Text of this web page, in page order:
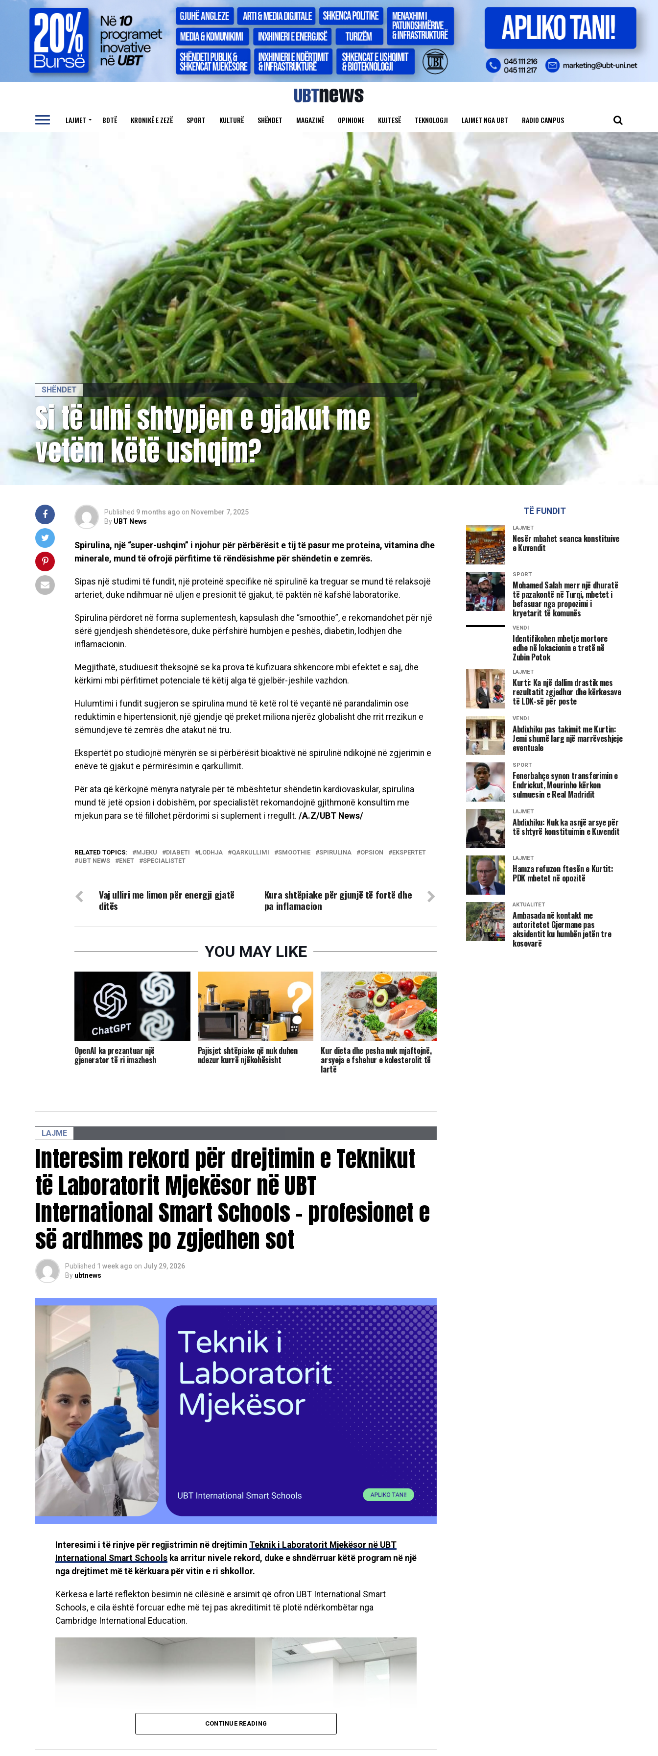
LAJMET BOTË KRONIKË E ZEZË SPORT KULTURË SHËNDET MAGAZINË OPINIONE KUJTESË TEKNOLOGJI LAJMET NGA UBT RADIO CAMPUS
SHËNDET
Si të ulni shtypjen e gjakut me
vetëm këtë ushqim?
Published 9 months ago on November 7, 2025
By UBT News
Spirulina, një “super-ushqim” i njohur për përbërësit e tij të pasur me proteina, vitamina dhe
minerale, mund të ofrojë përfitime të rëndësishme për shëndetin e zemrës.
Sipas një studimi të fundit, një proteinë specifike në spirulinë ka treguar se mund të relaksojë
arteriet, duke ndihmuar në uljen e presionit të gjakut, të paktën në kafshë laboratorike.
Spirulina përdoret në forma suplementesh, kapsulash dhe “smoothie”, e rekomandohet për një
sërë gjendjesh shëndetësore, duke përfshirë humbjen e peshës, diabetin, lodhjen dhe
inflamacionin.
Megjithatë, studiuesit theksojnë se ka prova të kufizuara shkencore mbi efektet e saj, dhe
kërkimi mbi përfitimet potenciale të këtij alga të gjelbër-jeshile vazhdon.
Hulumtimi i fundit sugjeron se spirulina mund të ketë rol të veçantë në parandalimin ose
reduktimin e hipertensionit, një gjendje që preket miliona njerëz globalisht dhe rrit rrezikun e
sëmundjeve të zemrës dhe atakut në tru.
Ekspertët po studiojnë mënyrën se si përbërësit bioaktivë në spirulinë ndikojnë në zgjerimin e
enëve të gjakut e përmirësimin e qarkullimit.
Për ata që kërkojnë mënyra natyrale për të mbështetur shëndetin kardiovaskular, spirulina
mund të jetë opsion i dobishëm, por specialistët rekomandojnë gjithmonë konsultim me
mjekun para se të fillohet përdorimi si suplement i rregullt. /A.Z/UBT News/
RELATED TOPICS: MJEKU DIABETI LODHJA QARKULLIMI SMOOTHIE SPIRULINA OPSION
EKSPERTET
UBT NEWS
ENET SPECIALISTET
Kura shtëpiake për gjunjë të fortë dhe
pa inflamacion
Vaj ulliri me limon për energji gjatë
ditës
YOU MAY LIKE
OpenAI ka prezantuar një
gjenerator të ri imazhesh
Pajisjet shtëpiake që nuk duhen
ndezur kurrë njëkohësisht
Kur dieta dhe pesha nuk mjaftojnë,
arsyeja e fshehur e kolesterolit të
lartë
LAJME
Interesim rekord për drejtimin e Teknikut
të Laboratorit Mjekësor në UBT
International Smart Schools – profesionet e
së ardhmes po zgjedhen sot
Published 1 week ago on July 29, 2026
By ubtnews
Interesimi i të rinjve për regjistrimin në drejtimin Teknik i Laboratorit Mjekësor në UBT
International Smart Schools ka arritur nivele rekord, duke e shndërruar këtë program në një
nga drejtimet më të kërkuara për vitin e ri shkollor.
Kërkesa e lartë reflekton besimin në cilësinë e arsimit që ofron UBT International Smart
Schools, e cila është forcuar edhe më tej pas akreditimit të plotë ndërkombëtar nga
Cambridge International Education.
CONTINUE READING
TË FUNDIT
LAJMET
Nesër mbahet seanca konstituive
e Kuvendit
SPORT
Mohamed Salah merr një dhuratë
të pazakontë në Turqi, mbetet i
befasuar nga propozimi i
kryetarit të komunës
VENDI
Identifikohen mbetje mortore
edhe në lokacionin e tretë në
Zubin Potok
LAJMET
Kurti: Ka një dallim drastik mes
rezultatit zgjedhor dhe kërkesave
të LDK-së për poste
VENDI
Abdixhiku pas takimit me Kurtin:
Jemi shumë larg një marrëveshjeje
eventuale
SPORT
Fenerbahçe synon transferimin e
Endrickut, Mourinho kërkon
sulmuesin e Real Madridit
LAJMET
Abdixhiku: Nuk ka asnjë arsye për
të shtyrë konstituimin e Kuvendit
LAJMET
Hamza refuzon ftesën e Kurtit:
PDK mbetet në opozitë
AKTUALITET
Ambasada në kontakt me
autoritetet Gjermane pas
aksidentit ku humbën jetën tre
kosovarë